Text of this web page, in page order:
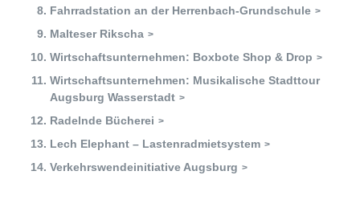
Bildung für nachhaltige Entwicklung
Büro für Nachhaltigkeit
Aktuelles
Mitmachen ?
Fahrradstation an der Herrenbach-Grundschule
Malteser Rikscha
Wirtschaftsunternehmen: Boxbote Shop & Drop
Wirtschaftsunternehmen: Musikalische Stadttour
Augsburg Wasserstadt
Radelnde Bücherei
Lech Elephant – Lastenradmietsystem
Verkehrswendeinitiative Augsburg